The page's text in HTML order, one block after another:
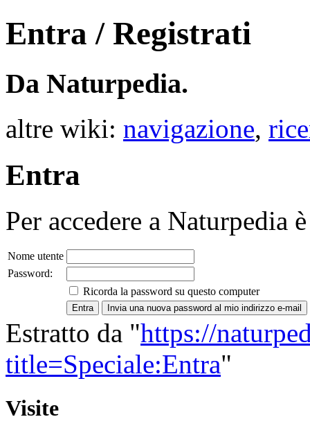
Entra / Registrati
Da Naturpedia.
altre wiki: navigazione,
Entra
Per accedere a Naturpedia
Nome utente
Password:
Ricorda la password su questo computer
Estratto da "https://
title=Speciale:Entra"
Visite